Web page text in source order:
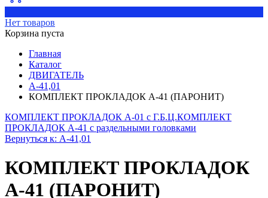
Нет товаров
Корзина пуста
Главная
Каталог
ДВИГАТЕЛЬ
А-41,01
КОМПЛЕКТ ПРОКЛАДОК А-41 (ПАРОНИТ)
КОМПЛЕКТ ПРОКЛАДОК А-01 с Г.Б.Ц.КОМПЛЕКТ
ПРОКЛАДОК А-41 с раздельными головками
Вернуться к: А-41,01
КОМПЛЕКТ ПРОКЛАДОК
А-41 (ПАРОНИТ)